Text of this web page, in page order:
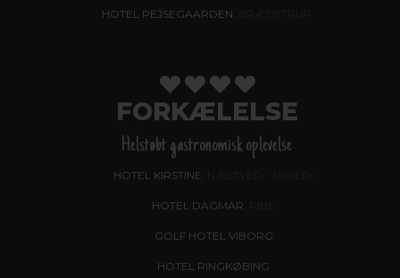
HOTEL PEJSEGAARDEN
FORKÆLELSE
Helstøbt gastronomisk oplevelse
HOTEL KIRSTINE
HOTEL DAGMAR
GOLF HOTEL VIBORG
HOTEL RINGKØBING